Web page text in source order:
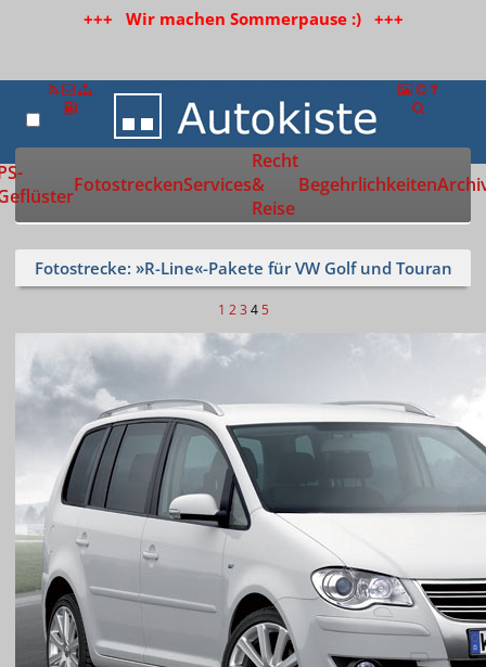
+++ Wir machen Sommerpause :) +++
Zur Startseite
FotostreckenServices
Recht
&
Reise
Begehrlichkeiten
Fotostrecke: »R-Line«-Pakete für VW Golf und Touran
1 2 3 4 5